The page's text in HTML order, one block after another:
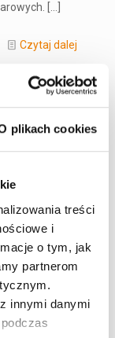
plikach cookies
treści
i
o tym, jak
partnerom
innymi danymi
Czytaj dalej
Attack polega
Czytaj dalej
trening 8 min.